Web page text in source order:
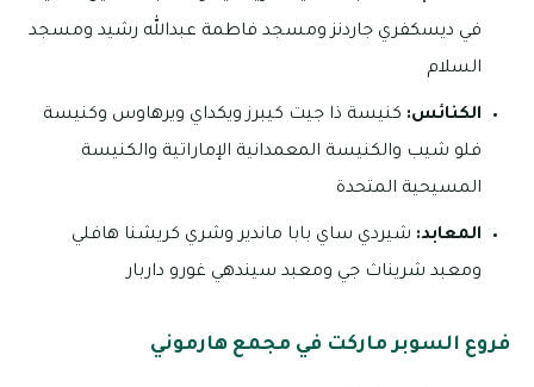
في ديسكفري جاردنز ومسجد فاطمة عبدالله رشيد ومسجد
السلام
الكنائس: كنيسة ذا جيت كيبرز ويكداي ويرهاوس وكنيسة
فلو شيب والكنيسة المعمدانية الإماراتية والكنيسة
المسيحية المتحدة
المعابد: شيردي ساي بابا ماندير وشري كريشنا هافلي
ومعبد شريناث جي ومعبد سيندهي غورو داربار
فروع السوبر ماركت في مجمع هارموني